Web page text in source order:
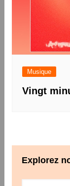
Musique
Vingt
Explorez